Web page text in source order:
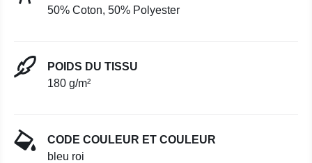
50% Coton, 50% Polyester
POIDS DU TISSU
180 g/m²
CODE COULEUR ET COULEUR
bleu roi